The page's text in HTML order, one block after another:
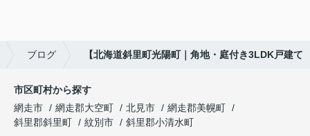
ブログ 【北海道斜里町光陽町｜角地・庭付き3LDK戸建て
市区町村から探す
網走市
網走郡大空町 北見市
網走郡美幌町
斜里郡斜里町
紋別市
斜里郡小清水町